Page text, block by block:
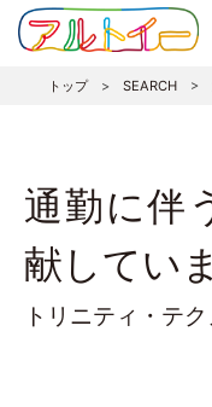
トップ> SEARCH >
通勤に伴
献してい
トリニティ・テ